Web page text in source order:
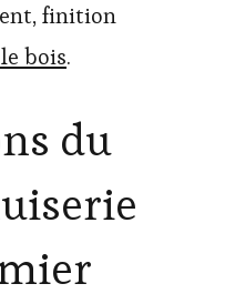
finition
bois.
du